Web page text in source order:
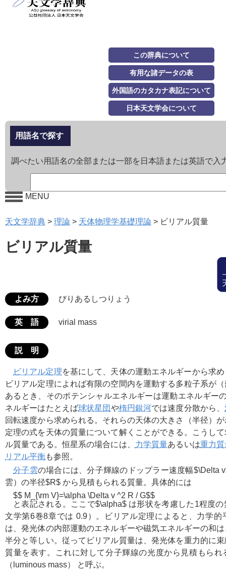
この辞典について
有用な諸データの表
外国語のカタカナ表記について
日本天文学会について
用語名で探す
調べたい用語名の全部または一部を日本語または英語で入
MENU
天文学辞典 > 理論 > 天体物理学基礎理論 > ビリアル質量
ビリアル質量
よみ方 びりあるしつりょう
英 語 virial mass
説 明
ビリアル定理を基にして、天体の運動エネルギーから求
ビリアル定理によれば有限の空間内を運動する多粒子系が
あるとき、そのポテンシャルエネルギーは運動エネルギー
ネルギーはたとえば球状星団 や楕円銀河では速度分散から、
回転速度から求められる。それらの天体の大きさ（半径）
定理の式を天体の質量について解くことができる。こうし
ル質量である。恒星系の場合には、 力学質量あるいは重力質
リアル平衡も参照。
分子雲の場合には、分子輝線のドップラー速度幅$\Delta
雲）の半径$R$ から見積もられる質量。具体的には
$$ M_{\rm V}=\alpha \Delta v ^2 R / G$$
と表記される。ここで$\alpha$は形状を考慮した1程度の
文学第6巻8章では 0.9）。ビリアル定理によると、力学的
は、発光体の内部運動のエネルギーや磁気エネルギーの和
半分と等しい。従ってビリアル質量は、発光体を重力的に
質量を表す。これに対して分子輝線の光度から見積もられ
（luminous mass） と呼ぶ。